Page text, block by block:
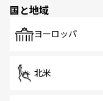
で、ホーカ
国と地域
ヨーロッパ
北米